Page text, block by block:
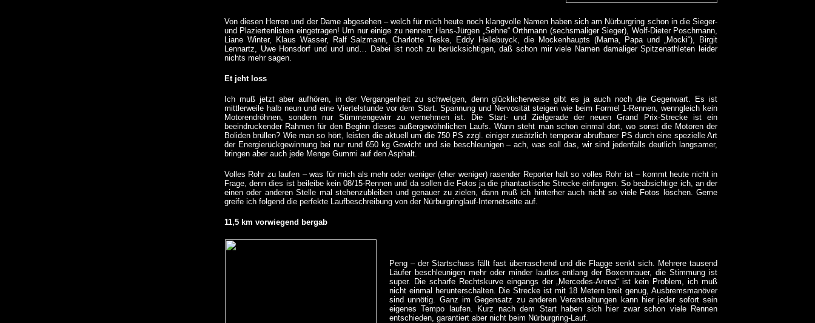
Von diesen Herren und der Dame abgesehen – welch für mich heute noch klangvolle Namen haben sich am Nürburgring schon in die Sieger-
und Plaziertenlisten eingetragen! Um nur einige zu nennen: Hans-Jürgen „Sehne“ Orthmann (sechsmaliger Sieger), Wolf-Dieter Poschmann,
Liane Winter, Klaus Wasser, Ralf Salzmann, Charlotte Teske, Eddy Hellebuyck, die Mockenhaupts (Mama, Papa und „Mocki“), Birgit
Lennartz, Uwe Honsdorf und und und… Dabei ist noch zu berücksichtigen, daß schon mir viele Namen damaliger Spitzenathleten leider
nichts mehr sagen.
Et jeht loss
Ich muß jetzt aber aufhören, in der Vergangenheit zu schwelgen, denn glücklicherweise gibt es ja auch noch die Gegenwart. Es ist
mittlerweile halb neun und eine Viertelstunde vor dem Start. Spannung und Nervosität steigen wie beim Formel 1-Rennen, wenngleich kein
Motorendröhnen, sondern nur Stimmengewirr zu vernehmen ist. Die Start- und Zielgerade der neuen Grand Prix-Strecke ist ein
beeindruckender Rahmen für den Beginn dieses außergewöhnlichen Laufs. Wann steht man schon einmal dort, wo sonst die Motoren der
Boliden brüllen? Wie man so hört, leisten die aktuell um die 750 PS zzgl. einiger zusätzlich temporär abrufbarer PS durch eine spezielle Art
der Energierückgewinnung bei nur rund 650 kg Gewicht und sie beschleunigen – ach, was soll das, wir sind jedenfalls deutlich langsamer,
bringen aber auch jede Menge Gummi auf den Asphalt.
Volles Rohr zu laufen – was für mich als mehr oder weniger (eher weniger) rasender Reporter halt so volles Rohr ist – kommt heute nicht in
Frage, denn dies ist beileibe kein 08/15-Rennen und da sollen die Fotos ja die phantastische Strecke einfangen. So beabsichtige ich, an der
einen oder anderen Stelle mal stehenzubleiben und genauer zu zielen, dann muß ich hinterher auch nicht so viele Fotos löschen. Gerne
greife ich folgend die perfekte Laufbeschreibung von der Nürburgringlauf-Internetseite auf.
11,5 km vorwiegend bergab
Peng – der Startschuss fällt fast überraschend und die Flagge senkt sich. Mehrere tausend
Läufer beschleunigen mehr oder minder lautlos entlang der Boxenmauer, die Stimmung ist
super. Die scharfe Rechtskurve eingangs der „Mercedes-Arena“ ist kein Problem, ich muß
nicht einmal herunterschalten. Die Strecke ist mit 18 Metern breit genug, Ausbremsmanöver
sind unnötig. Ganz im Gegensatz zu anderen Veranstaltungen kann hier jeder sofort sein
eigenes Tempo laufen. Kurz nach dem Start haben sich hier zwar schon viele Rennen
entschieden, garantiert aber nicht beim Nürburgring-Lauf.